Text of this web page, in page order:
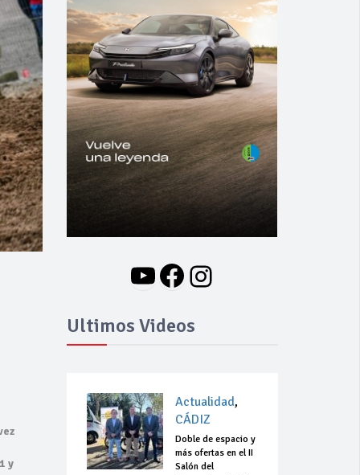
y
YouTube
Facebook
Instagram
Ultimos Videos
Actualidad,
CÁDIZ
Doble de espacio y
más ofertas en el II
Salón del